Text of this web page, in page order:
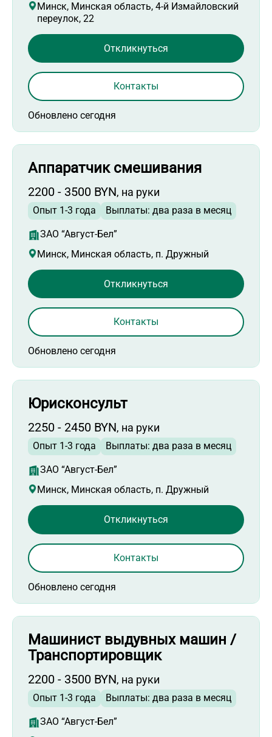
Минск, Минская область, 4-й Измайловский
переулок, 22
Обновлено сегодня
Откликнуться
Контакты
Аппаратчик смешивания
2200 - 3500 BYN, на руки
Опыт 1-3 года Выплаты: два раза в месяц
ЗАО “Август-Бел”
Минск, Минская область, п. Дружный
Обновлено сегодня
Откликнуться
Контакты
Юрисконсульт
2250 - 2450 BYN, на руки
Опыт 1-3 года Выплаты: два раза в месяц
ЗАО “Август-Бел”
Минск, Минская область, п. Дружный
Обновлено сегодня
Откликнуться
Контакты
Машинист выдувных машин /
Транспортировщик
2200 - 3500 BYN, на руки
Опыт 1-3 года Выплаты: два раза в месяц
ЗАО “Август-Бел”